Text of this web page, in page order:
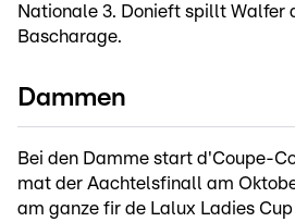
Nationale 3. Donieft spillt Walfer
Bascharage.
Dammen
Bei den Damme start d'Coupe-
mat der Aachtelsfinall am
am ganze fir de Lalux Ladies